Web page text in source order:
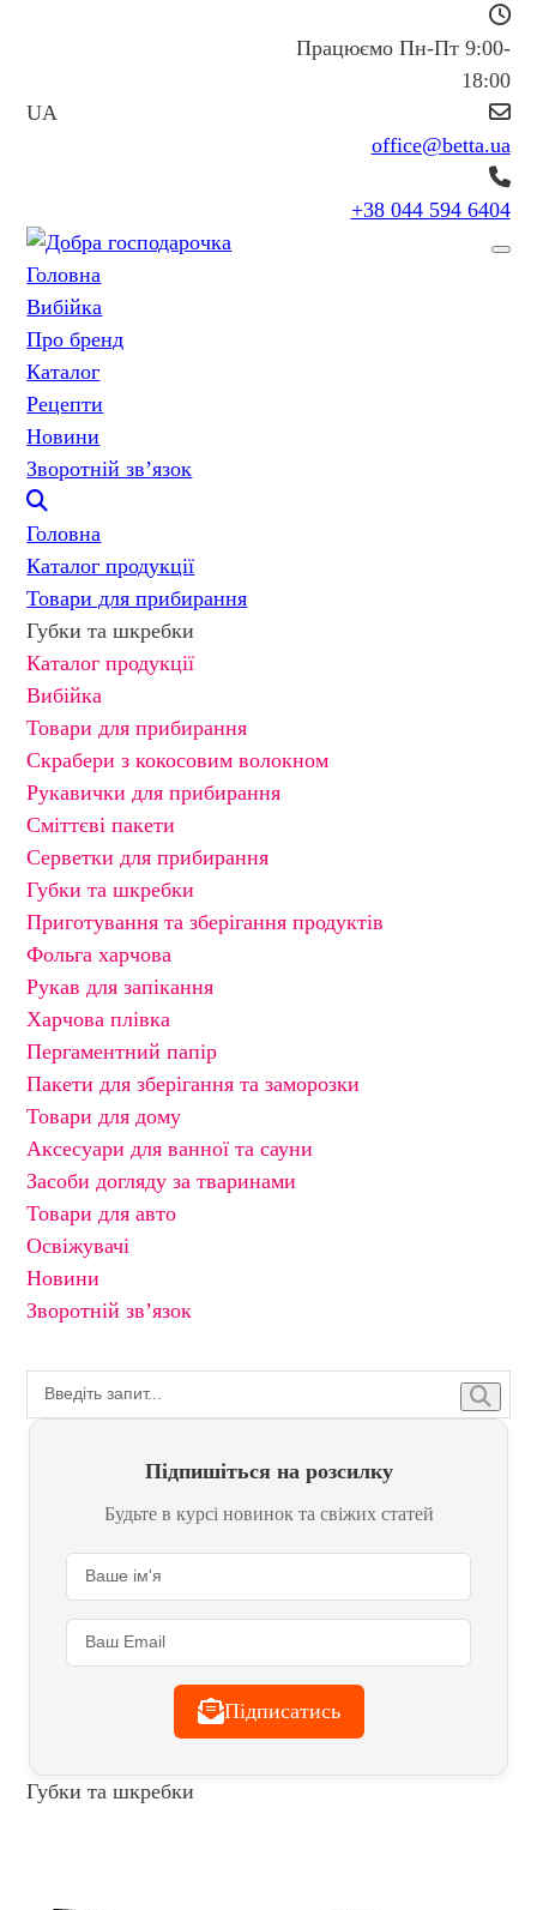
UA
Працюємо Пн-Пт 9:00-
18:00
office@betta.ua
+38 044 594 6404
Головна
Вибійка
Про бренд
Каталог
Рецепти
Новини
Зворотній зв’язок
Головна
Каталог продукції
Товари для прибирання
Губки та шкребки
Каталог продукції
Вибійка
Товари для прибирання
Скрабери з кокосовим волокном
Рукавички для прибирання
Сміттєві пакети
Серветки для прибирання
Губки та шкребки
Приготування та зберігання продуктів
Фольга харчова
Рукав для запікання
Харчова плівка
Пергаментний папір
Пакети для зберігання та заморозки
Товари для дому
Аксесуари для ванної та сауни
Засоби догляду за тваринами
Товари для авто
Освіжувачі
Новини
Зворотній зв’язок
Підпишіться на розсилку
Будьте в курсі новинок та свіжих статей
Підписатись
Губки та шкребки